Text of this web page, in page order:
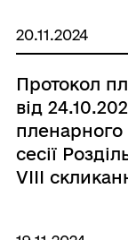
20.11.2024
Протокол
від
пленарного
сесії
VІІІ